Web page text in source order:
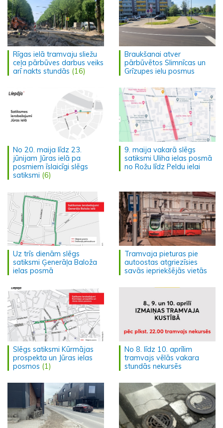
Rīgas ielā tramvaju sliežu
ceļa pārbūves darbus veiks
arī nakts stundās (16)
Braukšanai atver
pārbūvētos Slimnīcas un
Grīzupes ielu posmus
No 20. maija līdz 23.
jūnijam Jūras ielā pa
posmiem īslaicīgi slēgs
satiksmi (6)
9. maija vakarā slēgs
satiksmi Uliha ielas posmā
no Rožu līdz Peldu ielai
Uz trīs dienām slēgs
satiksmi Ģenerāļa Baloža
ielas posmā
Tramvaja pieturas pie
autoostas atgriezīsies
savās iepriekšējās vietās
Slēgs satiksmi Kūrmājas
prospekta un Jūras ielas
posmos (1)
No 8. līdz 10. aprīlim
tramvajs vēlās vakara
stundās nekursēs